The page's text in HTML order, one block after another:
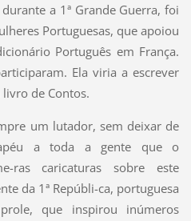
a 1ª Grande Guerra, foi
Portuguesas, que apoiou
Português em França.
Ela viria a escrever
de Contos.
um lutador, sem deixar de
a toda a gente que o
ras caricaturas sobre este
da 1ª Repúbli-ca, portuguesa
que inspirou inúmeros